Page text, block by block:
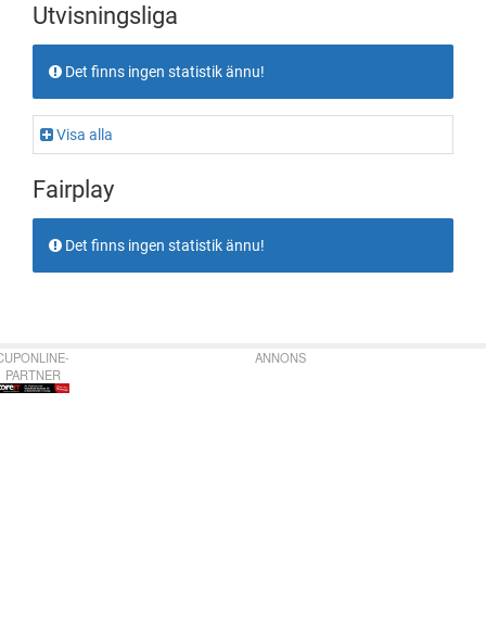
Utvisningsliga
Det finns ingen statistik ännu!
Visa alla
Fairplay
Det finns ingen statistik ännu!
PARTNER
ANNONS